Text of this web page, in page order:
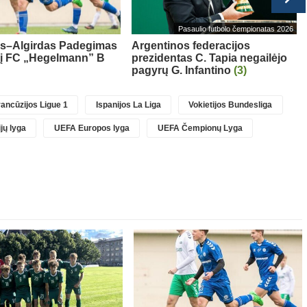
Padegimas
FC „Hegelmann” B
Pasaulio futbolo čempionatas 2026
Argentinos federacijos
prezidentas C. Tapia negailėjo
pagyrų G. Infantino (3)
Ligue 1 Ispanijos La Liga Vokietijos Bundesliga
lyga UEFA Europos lyga UEFA Čempionų Lyga